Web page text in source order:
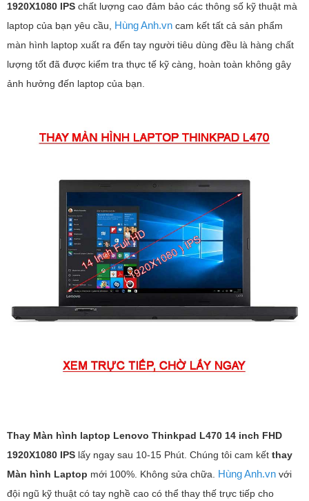
1920X1080 IPS chất lượng cao đảm bảo các thông số kỹ thuật mà
laptop của bạn yêu cầu, Hùng Anh.vn cam kết tất cả sản phẩm
màn hình laptop xuất ra đến tay người tiêu dùng đều là hàng chất
lượng tốt đã được kiểm tra thực tế kỹ càng, hoàn toàn không gây
ảnh hưởng đến laptop của bạn.
Thay Màn hình laptop Lenovo Thinkpad L470 14 inch FHD
1920X1080 IPS lấy ngay sau 10-15 Phút. Chúng tôi cam kết thay
Màn hình Laptop mới 100%. Không sửa chữa. Hùng Anh.vn với
đội ngũ kỹ thuật có tay nghề cao có thể thay thế trực tiếp cho